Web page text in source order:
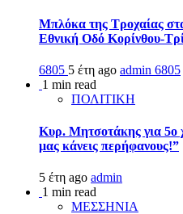
Μπλόκα της Τροχαίας
Εθνική Οδό Κορίνθου-
6805 5 έτη ago admin 6805
1 min read
ΠΟΛΙΤΙΚΗ
Κυρ. Μητσοτάκης για 5ο
μας κάνεις περήφανους!”
5 έτη ago admin
1 min read
ΜΕΣΣΗΝΙΑ